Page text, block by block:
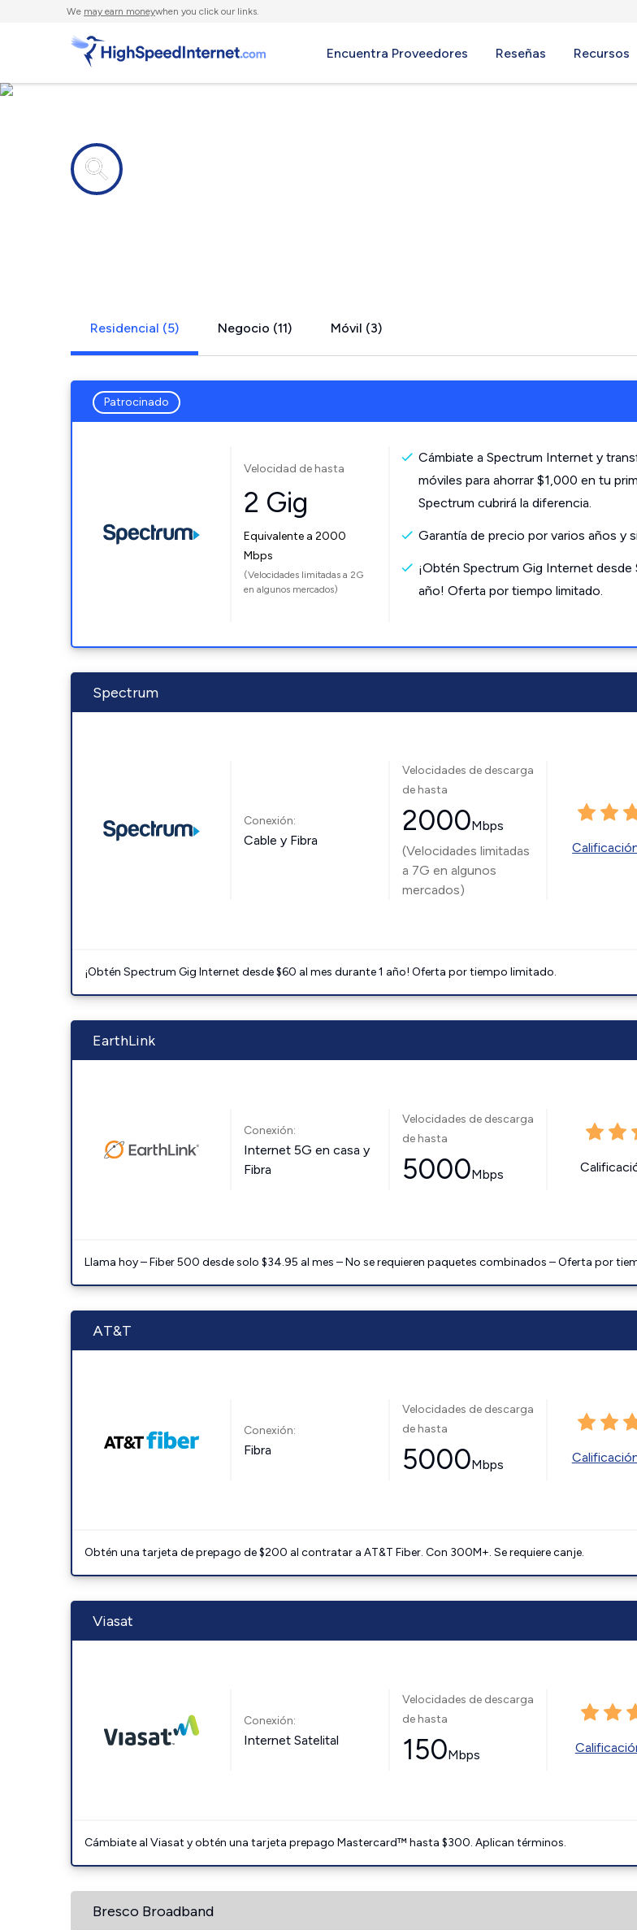
We may earn moneywhen you click our links.
Encuentra Proveedores Reseñas Recursos
Residencial (5) Negocio (11) Móvil (3)
Patrocinado
Velocidad de hasta
2 Gig
Equivalente a 2000
Mbps
(Velocidades limitadas a 2G
en algunos mercados)
Cámbiate a Spectrum Internet y
móviles para ahorrar $1,000 en tu
Spectrum cubrirá la diferencia.
Garantía de precio por varios años y
¡Obtén Spectrum Gig Internet desde
año! Oferta por tiempo limitado.
Spectrum
Conexión:
Cable y Fibra
Velocidades de descarga
de hasta
2000Mbps
(Velocidades limitadas
a 7G en algunos
mercados)
¡Obtén Spectrum Gig Internet desde $60 al mes durante 1 año! Oferta por tiempo limitado.
EarthLink
Conexión:
Internet 5G en casa y
Fibra
Velocidades de descarga
de hasta
5000Mbps
Llama hoy – Fiber 500 desde solo $34.95 al mes – No se requieren paquetes combinados – Oferta por
AT&T
Conexión:
Fibra
Velocidades de descarga
de hasta
5000Mbps
Obtén una tarjeta de prepago de $200 al contratar a AT&T Fiber. Con 300M+. Se requiere canje.
Viasat
Conexión:
Internet Satelital
Velocidades de descarga
de hasta
150Mbps
Cámbiate al Viasat y obtén una tarjeta prepago Mastercard™ hasta $300. Aplican términos.
Bresco Broadband